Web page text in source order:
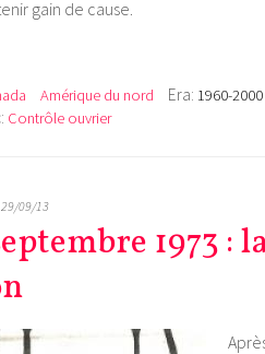
gain de cause.
Amérique du nord Era: 1960-
Contrôle ouvrier
29/09/13
1973 :